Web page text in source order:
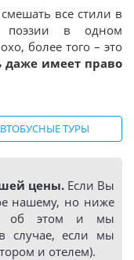
все стили в
поэзии в одном
более того – это
даже имеет право
ТУРЫ
цены. Если Вы
нашему, но ниже
об этом и мы
случае, если мы
и отелем).